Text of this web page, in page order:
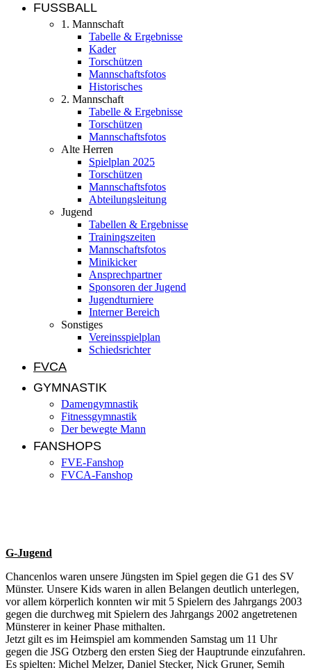
FUSSBALL
1. Mannschaft
Tabelle & Ergebnisse
Kader
Torschützen
Mannschaftsfotos
Historisches
2. Mannschaft
Tabelle & Ergebnisse
Torschützen
Mannschaftsfotos
Alte Herren
Spielplan 2025
Torschützen
Mannschaftsfotos
Abteilungsleitung
Jugend
Tabellen & Ergebnisse
Trainingszeiten
Mannschaftsfotos
Minikicker
Ansprechpartner
Sponsoren der Jugend
Jugendturniere
Interner Bereich
Sonstiges
Vereinsspielplan
Schiedsrichter
FVCA
GYMNASTIK
Damengymnastik
Fitnessgymnastik
Der bewegte Mann
FANSHOPS
FVE-Fanshop
FVCA-Fanshop
G-Jugend
Chancenlos waren unsere Jüngsten im Spiel gegen die G1 des SV
Münster. Unsere Kids waren in allen Belangen deutlich unterlegen,
vor allem körperlich konnten wir mit 5 Spielern des Jahrgangs 2003
gegen die durchweg mit Spielern des Jahrgangs 2002 angetretenen
Münsterer in keiner Phase mithalten.
Jetzt gilt es im Heimspiel am kommenden Samstag um 11 Uhr
gegen die JSG Otzberg den ersten Sieg der Hauptrunde einzufahren.
Es spielten: Michel Melzer, Daniel Stecker, Nick Gruner, Semih